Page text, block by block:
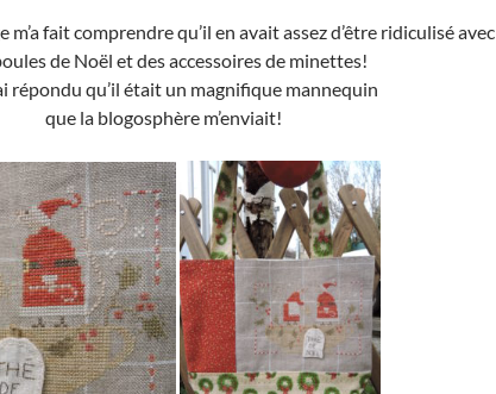
m’a fait comprendre qu’il en avait assez d’être ridiculisé avec
de Noël et des accessoires de minettes!
répondu qu’il était un magnifique mannequin
que la blogosphère m’enviait!